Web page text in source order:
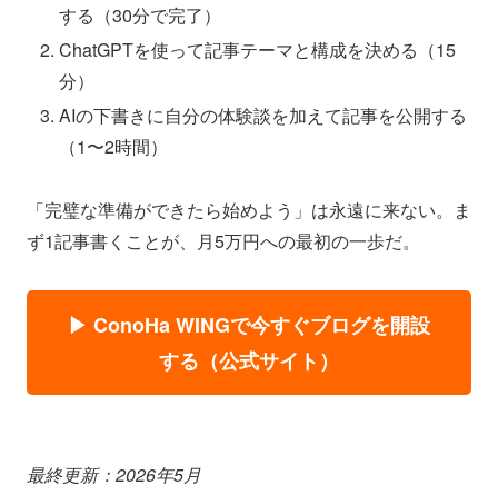
する（30分で完了）
ChatGPTを使って記事テーマと構成を決める（15
分）
AIの下書きに自分の体験談を加えて記事を公開する
（1〜2時間）
「完璧な準備ができたら始めよう」は永遠に来ない。ま
ず1記事書くことが、月5万円への最初の一歩だ。
▶ ConoHa WINGで今すぐブログを開設
する（公式サイト）
最終更新：2026年5月